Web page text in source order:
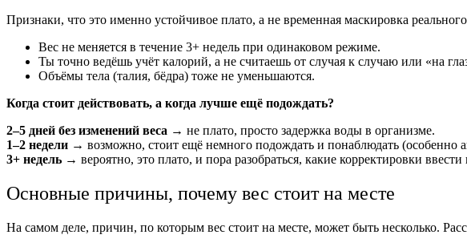
Признаки, что это именно устойчивое плато, а не временная маскировка реального
Вес не меняется в течение 3+ недель при одинаковом режиме.
Ты точно ведёшь учёт калорий, а не считаешь от случая к случаю или «на
Объёмы тела (талия, бёдра) тоже не уменьшаются.
Когда стоит действовать, а когда лучше ещё подождать?
2–5 дней без изменений веса → не плато, просто задержка воды в организме.
1–2 недели → возможно, стоит ещё немного подождать и понаблюдать (особенно
3+ недель → вероятно, это плато, и пора разобраться, какие корректировки
Основные причины, почему вес стоит на месте
На самом деле, причин, по которым вес стоит на месте, может быть несколько.